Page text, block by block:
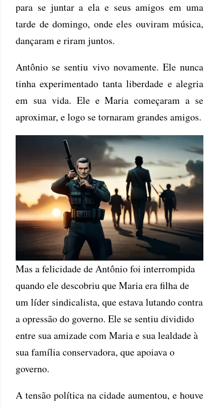
para se juntar a ela e seus amigos em uma
tarde de domingo, onde eles ouviram música,
dançaram e riram juntos.
Antônio se sentiu vivo novamente. Ele nunca
tinha experimentado tanta liberdade e alegria
em sua vida. Ele e Maria começaram a se
aproximar, e logo se tornaram grandes amigos.
Mas a felicidade de Antônio foi interrompida
quando ele descobriu que Maria era filha de
um líder sindicalista, que estava lutando contra
a opressão do governo. Ele se sentiu dividido
entre sua amizade com Maria e sua lealdade à
sua família conservadora, que apoiava o
governo.
A tensão política na cidade aumentou, e houve